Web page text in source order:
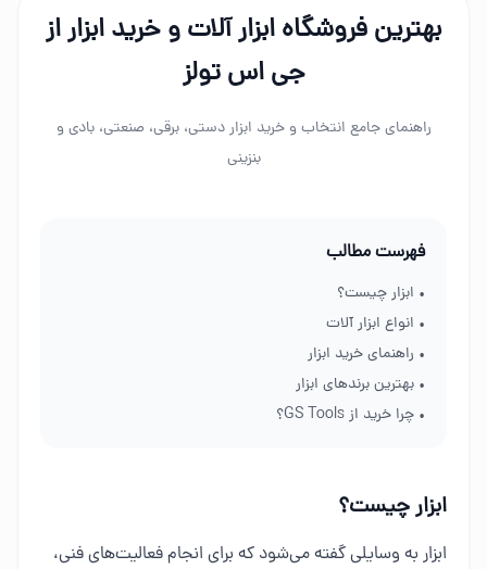
بهترین فروشگاه ابزار آلات و خرید ابزار از
جی اس تولز
راهنمای جامع انتخاب و خرید ابزار دستی، برقی، صنعتی، بادی و
بنزینی
فهرست مطالب
• ابزار چیست؟
• انواع ابزار آلات
• راهنمای خرید ابزار
• بهترین برندهای ابزار
• چرا خرید از GS Tools؟
ابزار چیست؟
ابزار به وسایلی گفته می‌شود که برای انجام فعالیت‌های فنی،